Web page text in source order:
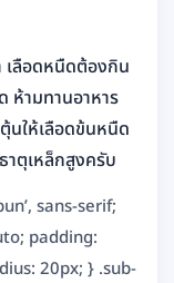
เลือดหนืดต้องกิน
ห้ามทานอาหาร
ตุ้นให้เลือดข้นหนืด
าตุเหล็กสูงครับ
sans-serif;
padding:
20px; } .sub-